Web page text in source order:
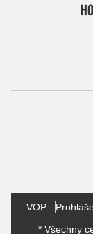
VOP
* Všechny